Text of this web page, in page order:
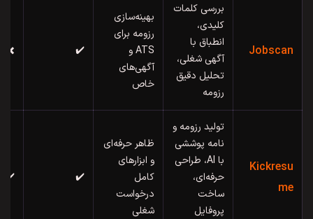
Jobscan
بررسی کلمات
کلیدی،
انطباق با
آگهی شغلی،
تحلیل دقیق
رزومه
بهینه‌سازی
رزومه برای
ATS و
آگهی‌های
خاص
✔️
✖️
Kickresu
me
تولید رزومه و
نامه پوششی
با AI، طراحی
حرفه‌ای،
ساخت
پروفایل
ظاهر حرفه‌ای
و ابزارهای
کامل
درخواست
شغلی
✔️
✔️